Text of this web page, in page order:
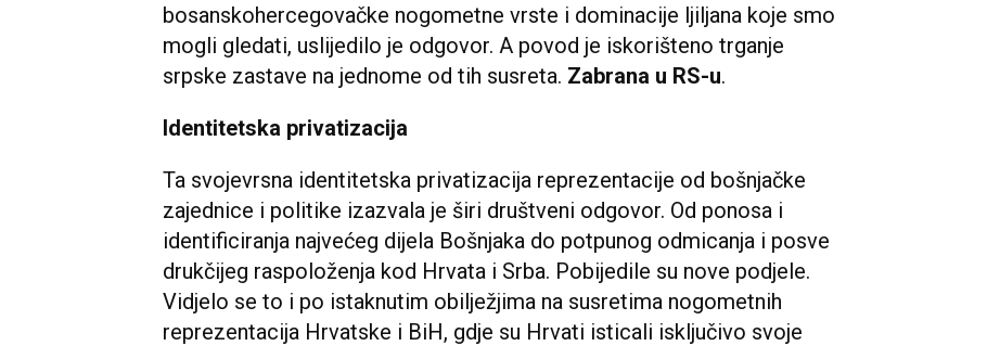
bosanskohercegovačke nogometne vrste i dominacije ljiljana koje smo
mogli gledati, uslijedilo je odgovor. A povod je iskorišteno trganje
srpske zastave na jednome od tih susreta. Zabrana u RS-u.
Identitetska privatizacija
Ta svojevrsna identitetska privatizacija reprezentacije od bošnjačke
zajednice i politike izazvala je širi društveni odgovor. Od ponosa i
identificiranja najvećeg dijela Bošnjaka do potpunog odmicanja i posve
drukčijeg raspoloženja kod Hrvata i Srba. Pobijedile su nove podjele.
Vidjelo se to i po istaknutim obilježjima na susretima nogometnih
reprezentacija Hrvatske i BiH, gdje su Hrvati isticali isključivo svoje